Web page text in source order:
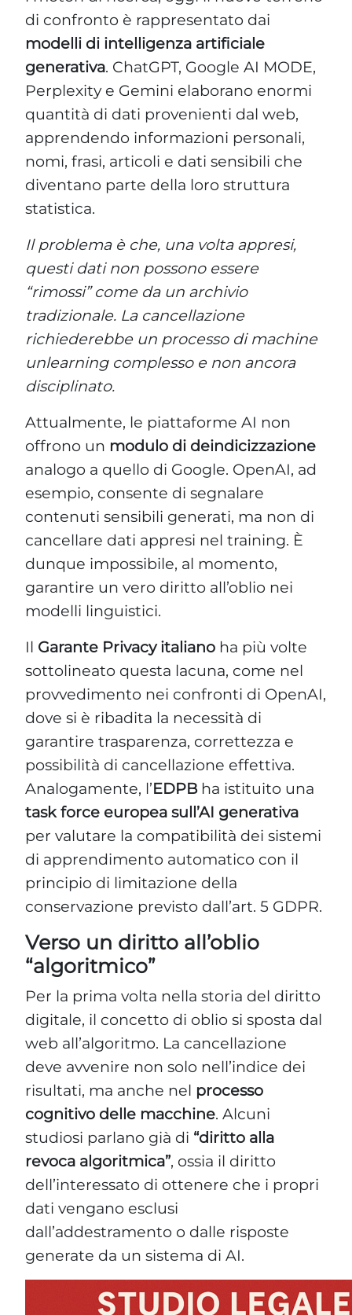
di confronto è rappresentato dai
modelli di intelligenza artificiale
generativa. ChatGPT, Google AI MODE,
Perplexity e Gemini elaborano enormi
quantità di dati provenienti dal web,
apprendendo informazioni personali,
nomi, frasi, articoli e dati sensibili che
diventano parte della loro struttura
statistica.
Il problema è che, una volta appresi,
questi dati non possono essere
“rimossi” come da un archivio
tradizionale. La cancellazione
richiederebbe un processo di machine
unlearning complesso e non ancora
disciplinato.
Attualmente, le piattaforme AI non
offrono un modulo di deindicizzazione
analogo a quello di Google. OpenAI, ad
esempio, consente di segnalare
contenuti sensibili generati, ma non di
cancellare dati appresi nel training. È
dunque impossibile, al momento,
garantire un vero diritto all’oblio nei
modelli linguistici.
Il Garante Privacy italiano ha più volte
sottolineato questa lacuna, come nel
provvedimento nei confronti di OpenAI,
dove si è ribadita la necessità di
garantire trasparenza, correttezza e
possibilità di cancellazione effettiva.
Analogamente, l’EDPBha istituito una
task force europea sull’AI generativa
per valutare la compatibilità dei sistemi
di apprendimento automatico con il
principio di limitazione della
conservazione previsto dall’art. 5 GDPR.
Verso un diritto all’oblio
“algoritmico”
Per la prima volta nella storia del diritto
digitale, il concetto di oblio si sposta dal
web all’algoritmo. La cancellazione
deve avvenire non solo nell’indice dei
risultati, ma anche nel processo
cognitivo delle macchine. Alcuni
studiosi parlano già di “diritto alla
revoca algoritmica”, ossia il diritto
dell’interessato di ottenere che i propri
dati vengano esclusi
dall’addestramento o dalle risposte
generate da un sistema di AI.